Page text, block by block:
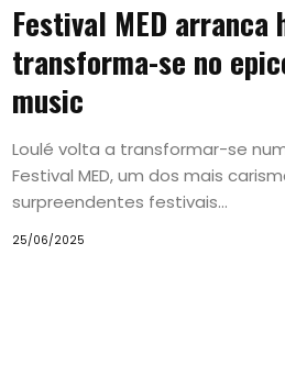
Festival MED arranca
transforma-se no
music
Loulé volta a transformar-se
Festival MED, um dos mais
surpreendentes festivais...
25/06/2025